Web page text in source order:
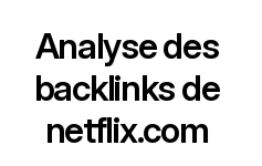
Analyse des
backlinks de
netflix.com